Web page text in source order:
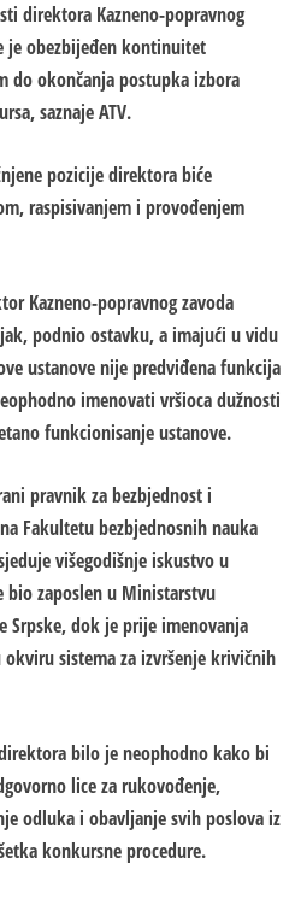
direktora Kazneno-popravnog
je obezbijeđen kontinuitet
do okončanja postupka izbora
saznaje ATV.
pozicije direktora biće
raspisivanjem i provođenjem
Kazneno-popravnog zavoda
podnio ostavku, a imajući u vidu
ustanove nije predviđena funkcija
imenovati vršioca dužnosti
funkcionisanje ustanove.
pravnik za bezbjednost i
Fakultetu bezbjednosnih nauka
višegodišnje iskustvo u
bio zaposlen u Ministarstvu
Srpske, dok je prije imenovanja
sistema za izvršenje krivičnih
bilo je neophodno kako bi
lice za rukovođenje,
odluka i obavljanje svih poslova iz
konkursne procedure.